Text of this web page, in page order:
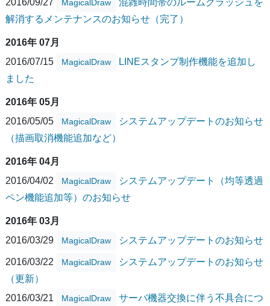
MagicalDraw
解消するメンテナンスのお知らせ（完了）
2016年 07月
2016/07/15
MagicalDraw
LINEスタンプ制作機能を追加し
ました
2016年 05月
2016/05/05
MagicalDraw
システムアップデートのお知らせ
（描画取消機能追加など）
2016年 04月
2016/04/02
MagicalDraw
システムアップデート（均等透過
ペン機能追加等）のお知らせ
2016年 03月
2016/03/29
MagicalDraw システムアップデートのお知らせ
2016/03/22 MagicalDraw
システムアップデートのお知らせ
（更新）
2016/03/21
MagicalDraw
サーバ機器交換に伴う不具合につ